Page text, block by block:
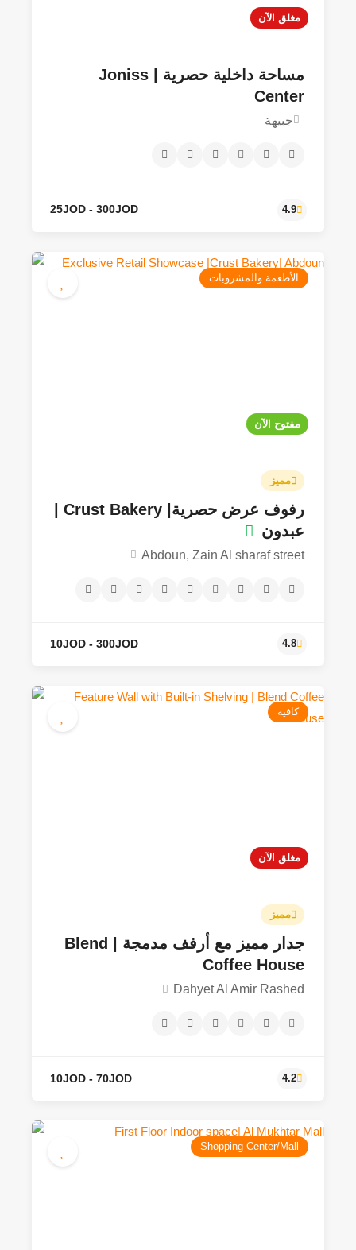
مغلق الآن
مساحة داخلية حصرية | Joniss
Center
جبيهة
مفتوح الآن
الأطعمة والمشروبات
مميز
رفوف عرض حصرية| Crust Bakery |
عبدون
Abdoun, Zain Al sharaf street
مغلق الآن
كافيه
مميز
جدار مميز مع أرفف مدمجة | Blend
Coffee House
Dahyet Al Amir Rashed
Shopping Center/Mall